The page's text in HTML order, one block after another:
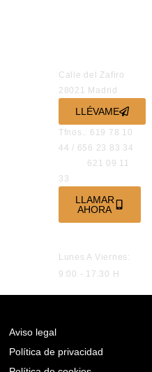
Calle del Zafiro
28021 Madrid
LLÉVAME
Tfnos.: 619 78 10
44 / 656 23 83 34
621 09 11
33
LLAMAR
AHORA
Lunes A Viernes:
9:00 - 17:30 H
Aviso legal
Política de privacidad